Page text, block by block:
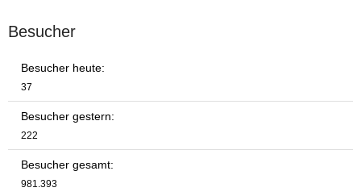
Besucher
Besucher heute:
37
Besucher gestern:
222
Besucher gesamt:
981.393